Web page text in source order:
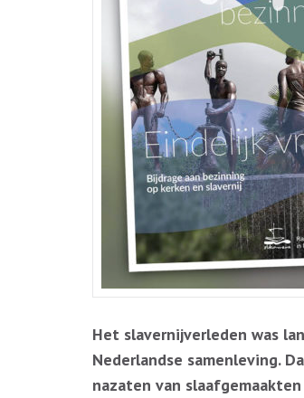
Het slavernijverleden was
Nederlandse samenleving.
nazaten van